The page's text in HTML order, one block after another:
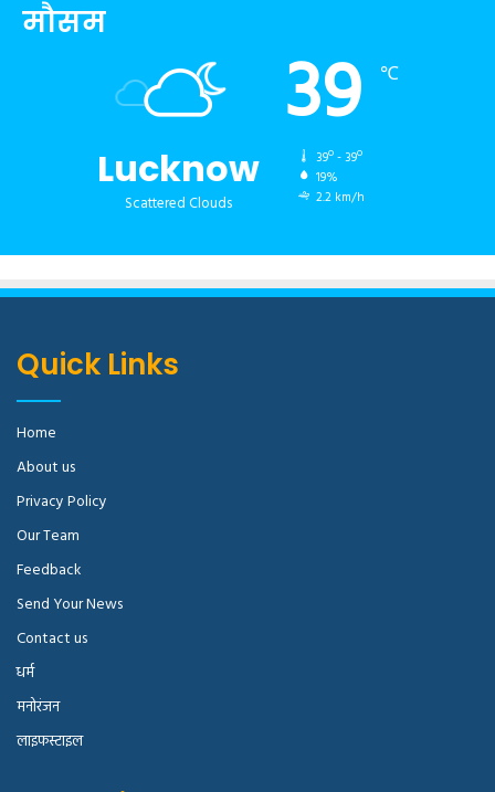
मौसम
Lucknow
Scattered Clouds
39 ℃
39º - 39º
19%
2.2 km/h
Quick Links
Home
About us
Privacy Policy
Our Team
Feedback
Send Your News
Contact us
धर्म
मनोरंजन
लाइफस्टाइल